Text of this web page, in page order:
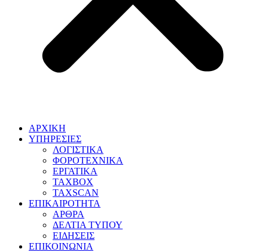
ΑΡΧΙΚΗ
ΥΠΗΡΕΣΙΕΣ
ΛΟΓΙΣΤΙΚΑ
ΦΟΡΟΤΕΧΝΙΚΑ
ΕΡΓΑΤΙΚΑ
TAXBOX
TAXSCAN
ΕΠΙΚΑΙΡΟΤΗΤΑ
ΑΡΘΡΑ
ΔΕΛΤΙΑ ΤΥΠΟΥ
ΕΙΔΗΣΕΙΣ
ΕΠΙΚΟΙΝΩΝΙΑ